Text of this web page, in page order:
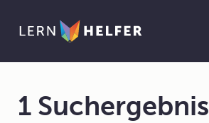
1 Suchergebnis